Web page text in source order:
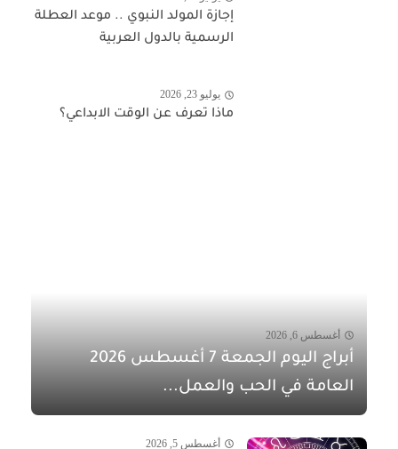
إجازة المولد النبوي .. موعد العطلة
الرسمية بالدول العربية
يوليو 23, 2026
ماذا تعرف عن الوقت الابداعي؟
أغسطس 6, 2026
أبراج اليوم الجمعة 7 أغسطس 2026
العامة في الحب والعمل...
أغسطس 5, 2026